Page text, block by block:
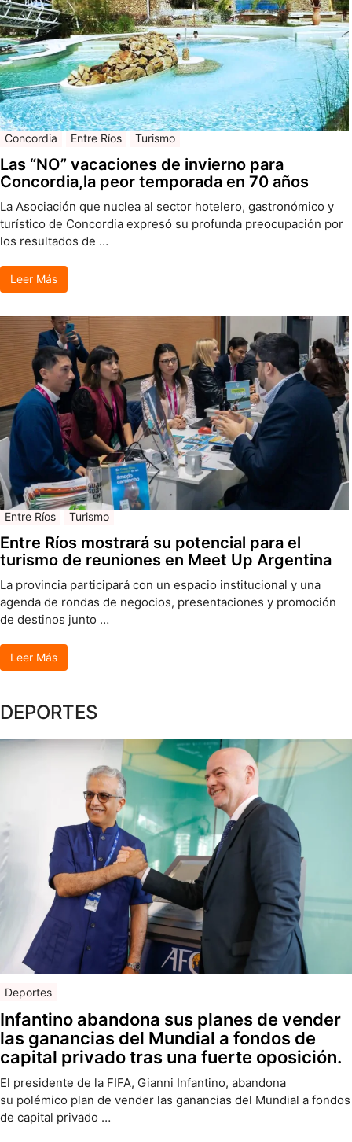
Concordia Entre Ríos Turismo
Las “NO” vacaciones de invierno para
Concordia,la peor temporada en 70 años
La Asociación que nuclea al sector hotelero, gastronómico y
turístico de Concordia expresó su profunda preocupación por
los resultados de …
Leer Más
Entre Ríos Turismo
Entre Ríos mostrará su potencial para el
turismo de reuniones en Meet Up Argentina
La provincia participará con un espacio institucional y una
agenda de rondas de negocios, presentaciones y promoción
de destinos junto …
Leer Más
DEPORTES
Deportes
Infantino abandona sus planes de vender
las ganancias del Mundial a fondos de
capital privado tras una fuerte oposición.
El presidente de la FIFA, Gianni Infantino, abandona
su polémico plan de vender las ganancias del Mundial a fondos
de capital privado …